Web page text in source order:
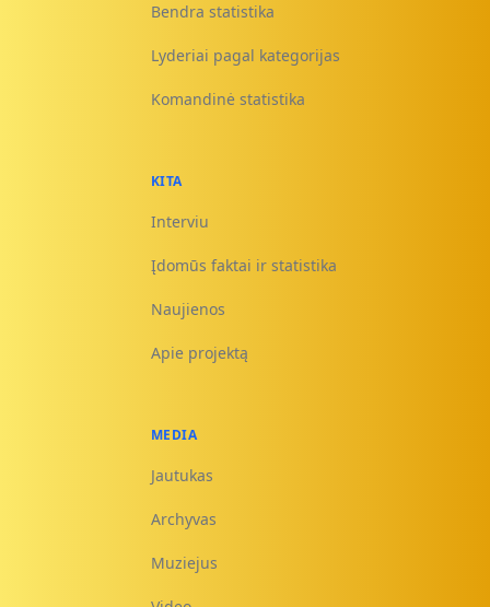
Bendra statistika
Lyderiai pagal kategorijas
Komandinė statistika
KITA
Interviu
Įdomūs faktai ir statistika
Naujienos
Apie projektą
MEDIA
Jautukas
Archyvas
Muziejus